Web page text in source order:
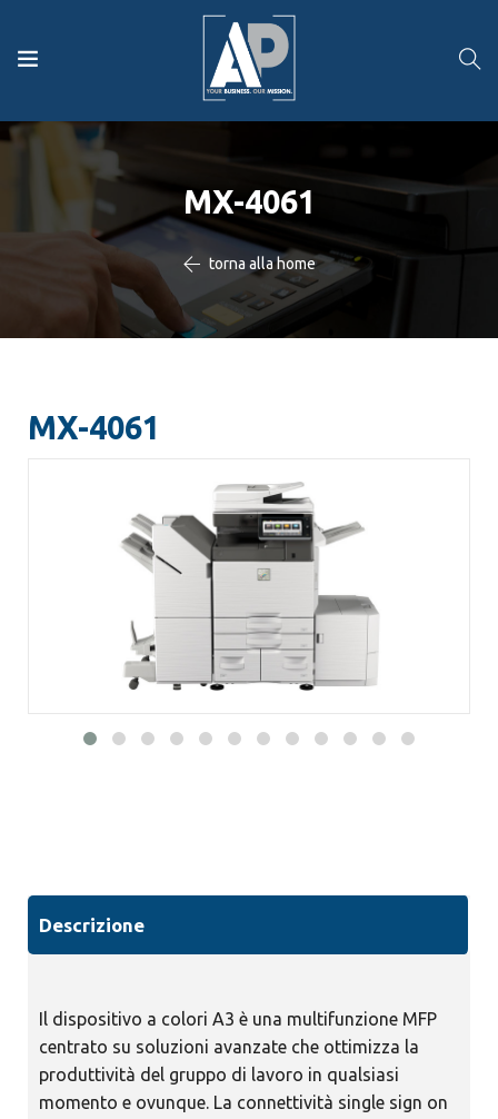
MX-4061
torna alla home
MX-4061
Descrizione
Il dispositivo a colori A3 è una multifunzione MFP
centrato su soluzioni avanzate che ottimizza la
produttività del gruppo di lavoro in qualsiasi
momento e ovunque. La connettività single sign on